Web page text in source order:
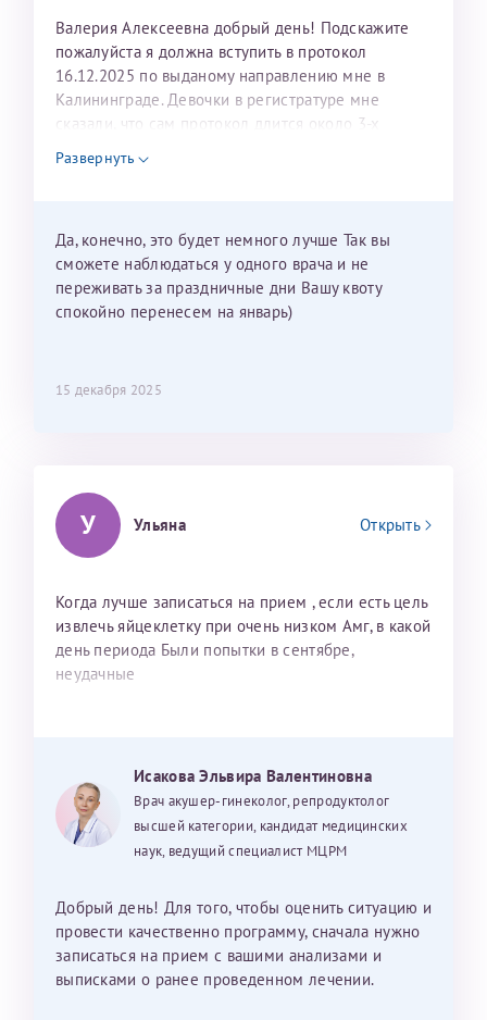
Валерия Алексеевна добрый день! Подскажите
пожалуйста я должна вступить в протокол
16.12.2025 по выданому направлению мне в
Калининграде. Девочки в регистратуре мне
сказали, что сам протокол длится около 3-х
недель и 3 недели я должна находится в Питере.
Можно мне новый год провести в Калининграде и
Развернуть
Да, конечно, это будет немного лучше Так вы
сможете наблюдаться у одного врача и не
переживать за праздничные дни Вашу квоту
спокойно перенесем на январь)
15 декабря 2025
У Ульяна Открыть
Когда лучше записаться на прием , если есть цель
извлечь яйцеклетку при очень низком Амг, в какой
день периода Были попытки в сентябре,
неудачные
Исакова Эльвира Валентиновна
Врач акушер-гинеколог, репродуктолог
высшей категории, кандидат медицинских
наук, ведущий специалист МЦРМ
Добрый день! Для того, чтобы оценить ситуацию и
провести качественно программу, сначала нужно
записаться на прием с вашими анализами и
выписками о ранее проведенном лечении.